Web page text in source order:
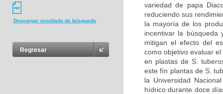
Descargar resultado de búsqueda
Regresar
variedad de papa
reduciendo sus
la mayoría de los
incentivar la búsqueda
mitigan el efecto del
como objetivo evaluar
en plastas de S.
este fín plantas de S.
la Universidad
hídrico durante doce